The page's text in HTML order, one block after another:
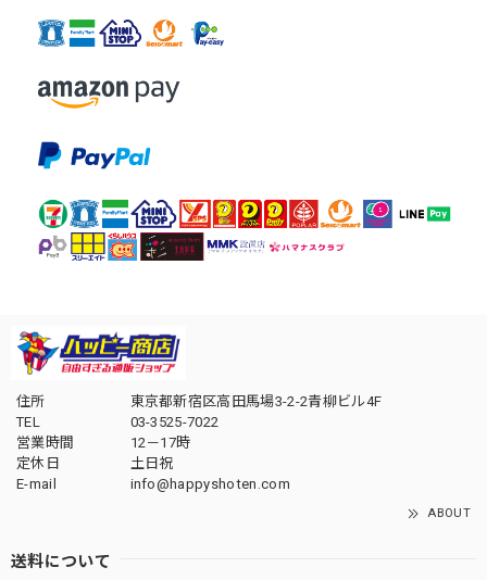
住所
東京都新宿区高田馬場3-2-2青柳ビル4F
TEL
03-3525-7022
営業時間
12－17時
定休日
土日祝
E-mail
info@happyshoten.com
ABOUT
送料について